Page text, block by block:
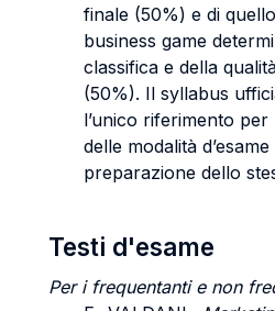
finale (50%) e di
business game
classifica e della
(50%). Il syllabus
l’unico riferimento
delle modalità
preparazione dello
Testi d'esame
Per i frequentanti e non